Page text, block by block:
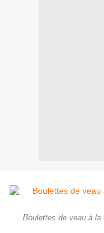
Boulettes de veau à la